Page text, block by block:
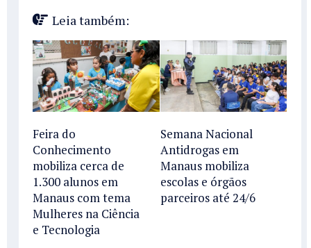
Leia também:
Feira do
Conhecimento
mobiliza cerca de
1.300 alunos em
Manaus com tema
Mulheres na Ciência
e Tecnologia
Semana Nacional
Antidrogas em
Manaus mobiliza
escolas e órgãos
parceiros até 24/6